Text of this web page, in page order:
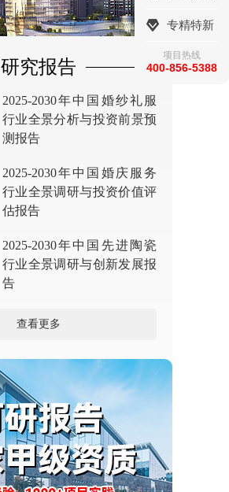
研究报告
2025-2030年中国婚纱礼服
行业全景分析与投资前景预
测报告
2025-2030年中国婚庆服务
行业全景调研与投资价值评
估报告
2025-2030年中国先进陶瓷
行业全景调研与创新发展报
告
查看更多
专精特新
项目热线
400-856-5388